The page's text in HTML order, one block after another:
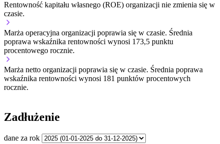
Rentowność kapitału własnego (ROE) organizacji nie zmienia się w
czasie.
Marża operacyjna organizacji poprawia się w czasie. Średnia
poprawa wskaźnika rentowności wynosi 173,5 punktu
procentowego rocznie.
Marża netto organizacji poprawia się w czasie. Średnia poprawa
wskaźnika rentowności wynosi 181 punktów procentowych
rocznie.
Zadłużenie
dane za rok